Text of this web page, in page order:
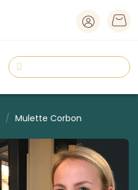
Mulette Corbon